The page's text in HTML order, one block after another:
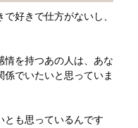
好きで仕方がないし、
情を持つあの人は、あな
でいたいと思っていま
とも思っているんです